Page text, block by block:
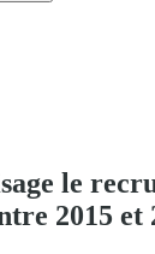
le
2015 et